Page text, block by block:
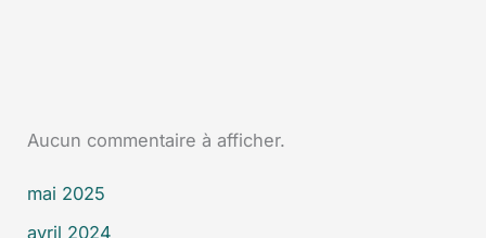
Aucun commentaire à afficher.
mai 2025
avril 2024